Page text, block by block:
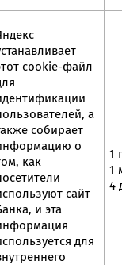
cookie-файл
а
собирает
о
как
сайт
и эта
для
1
1
4